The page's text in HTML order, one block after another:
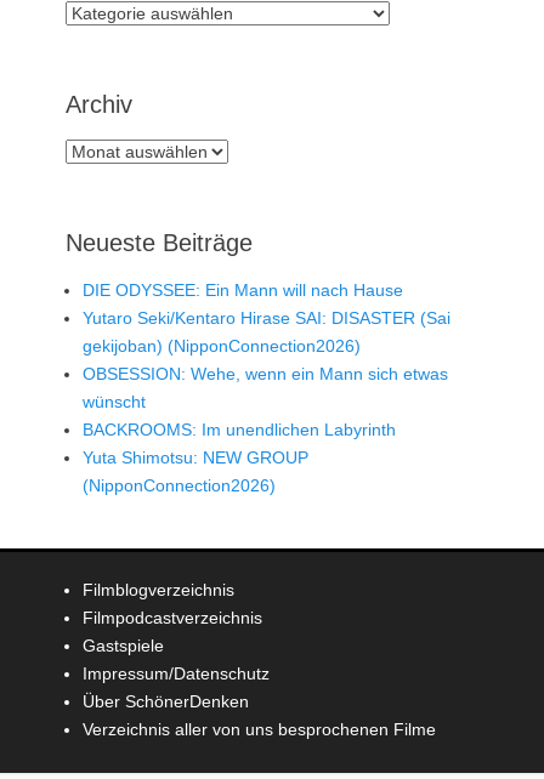
Rubriken
Archiv
Archiv
Neueste Beiträge
DIE ODYSSEE: Ein Mann will nach Hause
Yutaro Seki/Kentaro Hirase SAI: DISASTER (Sai
gekijoban) (NipponConnection2026)
OBSESSION: Wehe, wenn ein Mann sich etwas
wünscht
BACKROOMS: Im unendlichen Labyrinth
Yuta Shimotsu: NEW GROUP
(NipponConnection2026)
Filmblogverzeichnis
Filmpodcastverzeichnis
Gastspiele
Impressum/Datenschutz
Über SchönerDenken
Verzeichnis aller von uns besprochenen Filme